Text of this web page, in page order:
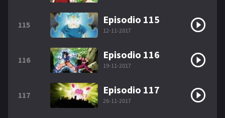
115 Episodio 115
12-11-2017
116 Episodio 116
19-11-2017
117 Episodio 117
26-11-2017